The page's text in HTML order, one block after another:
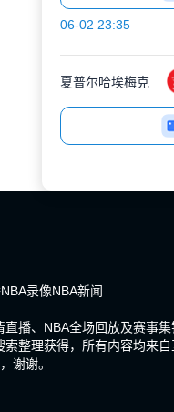
06-02 23:35
夏普尔哈埃梅克
NBA录像NBA新闻
播、NBA全场回放及赛事
整理获得，所有内容均来
谢谢。